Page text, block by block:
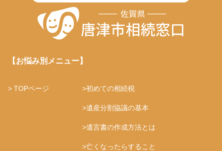
【お悩み別メニュー】
> TOPページ >初めての相続税
>遺産分割協議の基本
>遺言書の作成方法とは
>亡くなったらすること